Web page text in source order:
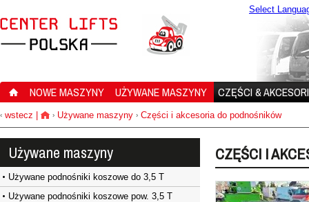
Select
NOWE MASZYNY UŻYWANE MASZYNY CZĘŚCI &
‹ wstecz › Używane maszyny › Części i akcesoria do podnośników
Używane maszyny
Używane podnośniki koszowe do 3,5 T
Używane podnośniki koszowe pow. 3,5 T
CZĘŚCI I